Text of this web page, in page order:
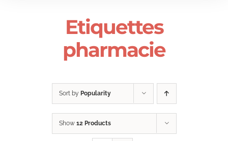
Etiquettes
pharmacie
Sort by Popularity
Show 12 Products